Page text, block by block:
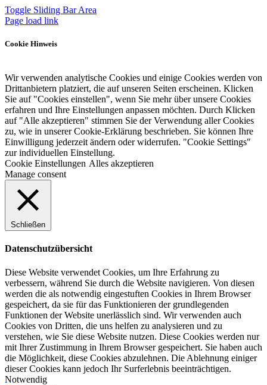
Toggle Sliding Bar Area
Page load link
Cookie Hinweis
Wir verwenden analytische Cookies und einige Cookies werden von
Drittanbietern platziert, die auf unseren Seiten erscheinen. Klicken
Sie auf "Cookies einstellen", wenn Sie mehr über unsere Cookies
erfahren und Ihre Einstellungen anpassen möchten. Durch Klicken
auf "Alle akzeptieren" stimmen Sie der Verwendung aller Cookies
zu, wie in unserer Cookie-Erklärung beschrieben. Sie können Ihre
Einwilligung jederzeit ändern oder widerrufen. "Cookie Settings"
zur individuellen Einstellung.
Cookie Einstellungen Alles akzeptieren
Manage consent
Schließen
Datenschutzübersicht
Diese Website verwendet Cookies, um Ihre Erfahrung zu
verbessern, während Sie durch die Website navigieren. Von diesen
werden die als notwendig eingestuften Cookies in Ihrem Browser
gespeichert, da sie für das Funktionieren der grundlegenden
Funktionen der Website unerlässlich sind. Wir verwenden auch
Cookies von Dritten, die uns helfen zu analysieren und zu
verstehen, wie Sie diese Website nutzen. Diese Cookies werden nur
mit Ihrer Zustimmung in Ihrem Browser gespeichert. Sie haben auch
die Möglichkeit, diese Cookies abzulehnen. Die Ablehnung einiger
dieser Cookies kann jedoch Ihr Surferlebnis beeinträchtigen.
Notwendig